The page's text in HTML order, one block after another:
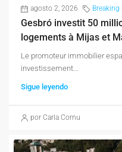
agosto 2, 2026 Breaking
Gesbró investit 50
logements à Mijas et
Le promoteur immobilier
investissement...
Sigue leyendo
por Carla Cornu